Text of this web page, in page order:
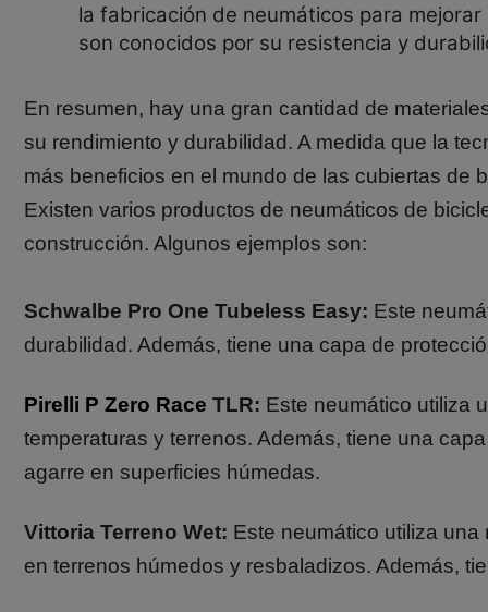
la fabricación de neumáticos para
son conocidos por su resistencia y
En resumen, hay una gran cantidad de
su rendimiento y durabilidad. A medida que la
más beneficios en el mundo de las cubiertas de
Existen varios productos de neumáticos de
construcción. Algunos ejemplos son:
Schwalbe Pro One Tubeless Easy: Este
durabilidad. Además, tiene una capa de
Pirelli P Zero Race TLR: Este neumático utiliza
temperaturas y terrenos. Además, tiene una
agarre en superficies húmedas.
Vittoria Terreno Wet: Este neumático utiliza
en terrenos húmedos y resbaladizos. Además,